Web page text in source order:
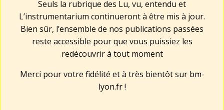
Seuls la rubrique des Lu, vu, entendu et
L’instrumentarium continueront à être mis à jour.
Bien sûr, l’ensemble de nos publications passées
reste accessible pour que vous puissiez les
redécouvrir à tout moment
Merci pour votre fidélité et à très bientôt sur bm-
lyon.fr!